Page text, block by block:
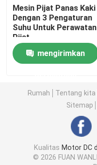
Tur Pabrik
Kontrol kualitas
Berita
Permintaan
Motor DC disikat
Mesin Pijat Panas Kaki
Dengan 3 Pengaturan
Suhu Untuk Perawatan
Pijat
mengirimkan
Rumah Tentang kita
Sitemap
Kualitas Motor DC
© 2026 FUAN